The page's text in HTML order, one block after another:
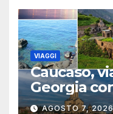
VIAGGI
Caucaso,
Georgia
AGOSTO 7,